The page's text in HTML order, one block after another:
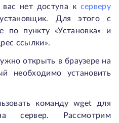
нет доступа к серверу
Для этого с
пункту «Установка» и
ссылки».
открыть в браузере на
необходимо установить
команду wget для
сервер. Рассмотрим